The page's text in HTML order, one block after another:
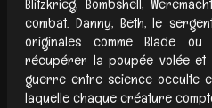
Blitzkrieg, Bombshell,
combat. Danny, Beth, le
originales comme Blade ou
récupérer la poupée volée et
guerre entre science occulte
laquelle chaque créature